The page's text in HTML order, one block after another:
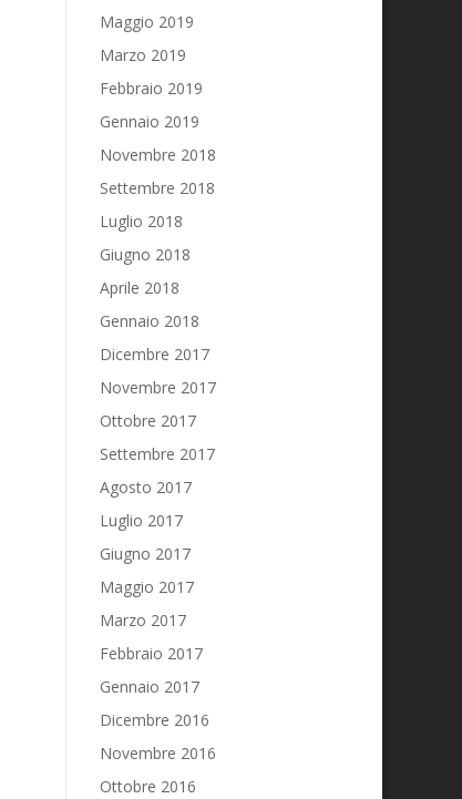
Maggio 2019
Marzo 2019
Febbraio 2019
Gennaio 2019
Novembre 2018
Settembre 2018
Luglio 2018
Giugno 2018
Aprile 2018
Gennaio 2018
Dicembre 2017
Novembre 2017
Ottobre 2017
Settembre 2017
Agosto 2017
Luglio 2017
Giugno 2017
Maggio 2017
Marzo 2017
Febbraio 2017
Gennaio 2017
Dicembre 2016
Novembre 2016
Ottobre 2016